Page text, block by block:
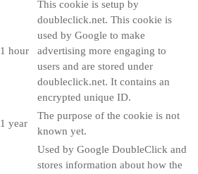
1 hour
This cookie is setup by
doubleclick.net. This cookie is
used by Google to make
advertising more engaging to
users and are stored under
doubleclick.net. It contains an
encrypted unique ID.
1 year
The purpose of the cookie is not
known yet.
Used by Google DoubleClick and
stores information about how the